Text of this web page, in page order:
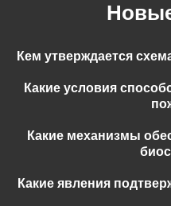
Кем утверждается
Какие условия
Какие механизмы
Какие явления